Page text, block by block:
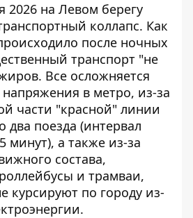
2026 на Левом берегу
коллапс. Как
после ночных
транспорт "не
Все осложняется
в метро, ​​из-за
части "красной" линии
два поезда (интервал
минут), а также из-за
состава,
и трамваи,
курсируют по городу из-